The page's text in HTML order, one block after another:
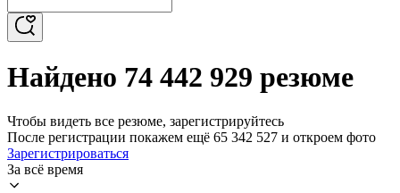
Найдено 74 442 929 резюме
Чтобы видеть все резюме, зарегистрируйтесь
После регистрации покажем ещё 65 342 527 и откроем фото
Зарегистрироваться
За всё время